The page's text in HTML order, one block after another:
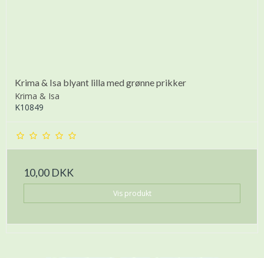
Krima & Isa blyant lilla med grønne prikker
Krima & Isa
K10849
10,00 DKK
Vis produkt